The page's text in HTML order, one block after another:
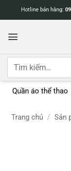
dung
Hotline bán hàng:
Tìm
Quần áo thể thao
Trang chủ / Sản